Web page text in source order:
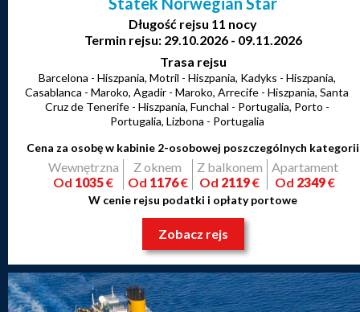
Długość rejsu 11 nocy
Termin rejsu: 29.10.2026 - 09.11.2026
Trasa rejsu
Barcelona - Hiszpania, Motril - Hiszpania, Kadyks - Hiszpania,
Casablanca - Maroko, Agadir - Maroko, Arrecife - Hiszpania, Santa
Cruz de Tenerife - Hiszpania, Funchal - Portugalia, Porto -
Portugalia, Lizbona - Portugalia
Cena za osobę w kabinie 2-osobowej poszczególnych kategorii
Wewnętrzna
Od 1035€
Z oknem
Od 1176€
Z balkonem
Od 2119€
Apartament
Od 2349€
W cenie rejsu podatki i opłaty portowe
Zobacz rejs